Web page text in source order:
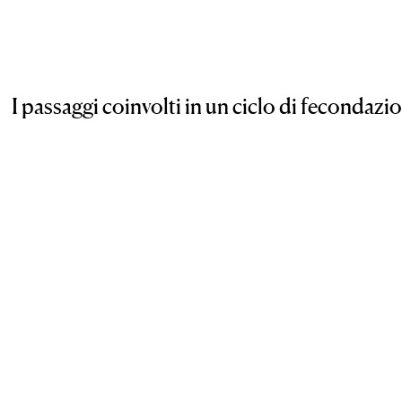
I passaggi coinvolti in un ciclo di